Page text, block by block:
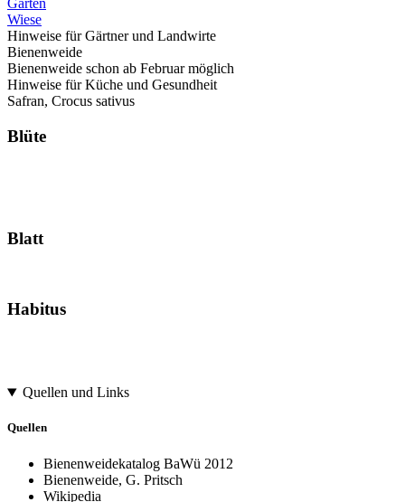
Garten
Wiese
Hinweise für Gärtner und Landwirte
Bienenweide
Bienenweide schon ab Februar möglich
Hinweise für Küche und Gesundheit
Safran, Crocus sativus
Blüte
Blatt
Habitus
Quellen und Links
Quellen
Bienenweidekatalog BaWü 2012
Bienenweide, G. Pritsch
Wikipedia